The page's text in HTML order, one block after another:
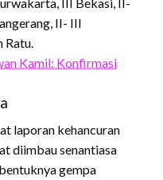
II- III
Ratu.
Kamil: Konfirmasi
laporan kehancuran
diimbau senantiasa
gempa